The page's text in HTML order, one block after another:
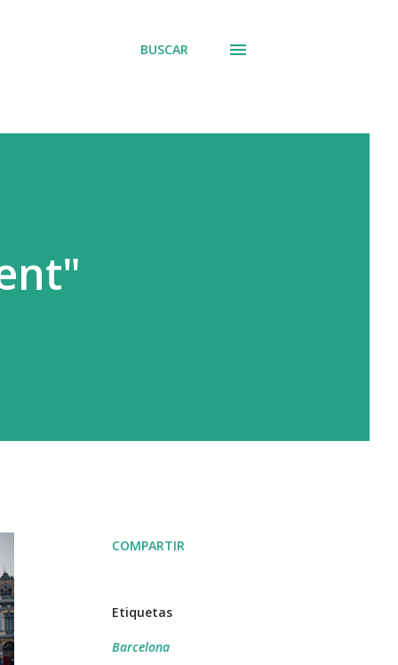
BUSCAR
COMPARTIR
Etiquetas
Barcelona